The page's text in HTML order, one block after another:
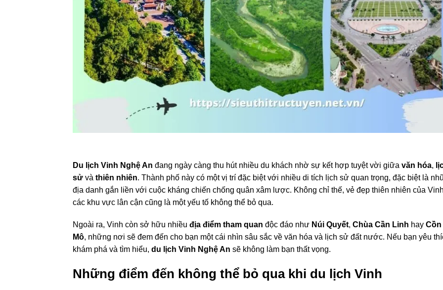
Du lịch Vinh Nghệ An đang ngày càng thu hút nhiều du khách nhờ sự kết hợp tuyệt vời giữa văn hóa,
sử và thiên nhiên. Thành phố này có một vị trí đặc biệt với nhiều di tích lịch sử quan trọng, đặc biệt là
địa danh gắn liền với cuộc kháng chiến chống quân xâm lược. Không chỉ thế, vẻ đẹp thiên nhiên của
các khu vực lân cận cũng là một yếu tố không thể bỏ qua.
Ngoài ra, Vinh còn sở hữu nhiều địa điểm tham quan độc đáo như Núi Quyết, Chùa Cần Linh hay Cồn
Mô, những nơi sẽ đem đến cho bạn một cái nhìn sâu sắc về văn hóa và lịch sử đất nước. Nếu bạn yêu
khám phá và tìm hiểu, du lịch Vinh Nghệ An sẽ không làm bạn thất vọng.
Những điểm đến không thể bỏ qua khi du lịch Vinh